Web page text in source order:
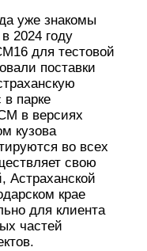
уже знакомы
2024 году
для тестовой
поставки
парке
в версиях
кузова
во всех
свою
Астраханской
крае
для клиента
частей